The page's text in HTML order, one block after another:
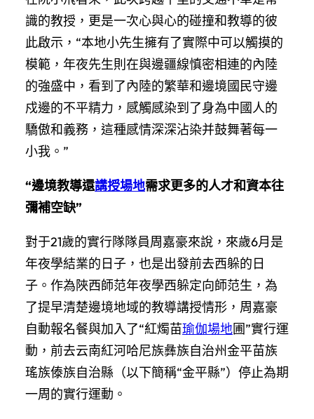
識的教授，更是一次心與心的碰撞和教導的彼
此啟示，“本地小先生擁有了實際中可以觸摸的
模範，年夜先生則在與邊疆線慎密相連的內陸
的強盛中，看到了內陸的繁華和邊境國民守邊
戍邊的不平精力，感觸感染到了身為中國人的
驕傲和義務，這種感情深深沾染并鼓舞著每一
小我。”
“邊境教導還講授場地需求更多的人才和資本往
彌補空缺”
對于21歲的實行隊隊員周嘉豪來說，來歲6月是
年夜學結業的日子，也是出發前去西躲的日
子。作為陜西師范年夜學西躲定向師范生，為
了提早清楚邊境地域的教導講授情形，周嘉豪
自動報名餐與加入了“紅燭苗瑜伽場地圃”實行運
動，前去云南紅河哈尼族彝族自治州金平苗族
瑤族傣族自治縣（以下簡稱“金平縣”）停止為期
一周的實行運動。